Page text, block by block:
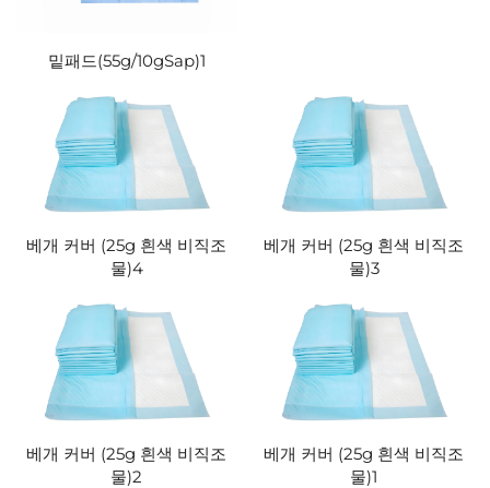
밑패드(55g/10gSap)1
베개 커버 (25g 흰색 비직조
물)4
베개 커버 (25g 흰색 비직조
물)3
베개 커버 (25g 흰색 비직조
물)2
베개 커버 (25g 흰색 비직조
물)1